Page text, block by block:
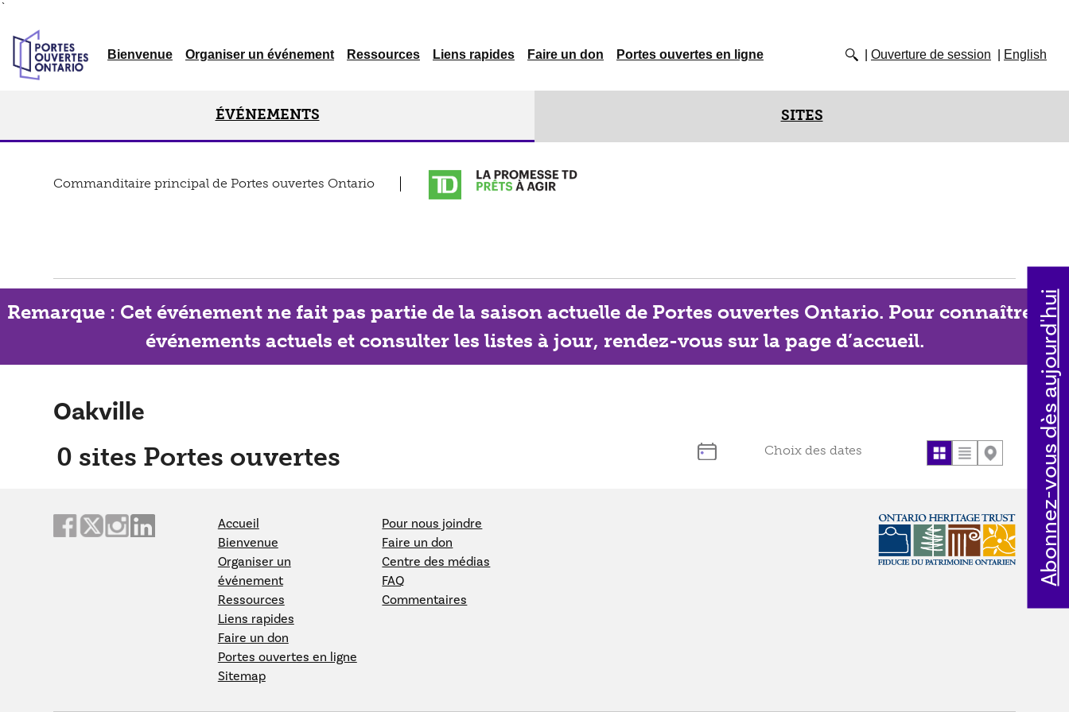
`
Bienvenue Organiser un événement Ressources Liens rapides Faire un don Portes ouvertes en ligne Ouverture de session English
ÉVÉNEMENTS SITES
Commanditaire principal de Portes ouvertes Ontario
Remarque : Cet événement ne fait pas partie de la saison actuelle de Portes ouvertes Ontario. Pour connaître les
événements actuels et consulter les listes à jour, rendez-vous sur la page d’accueil.
Oakville
0 sites Portes ouvertes
Accueil
Bienvenue
Organiser un
événement
Ressources
Liens rapides
Faire un don
Portes ouvertes en ligne
Sitemap
Pour nous joindre
Faire un don
Centre des médias
FAQ
Commentaires
Abonnez-vous dès aujourd'hui